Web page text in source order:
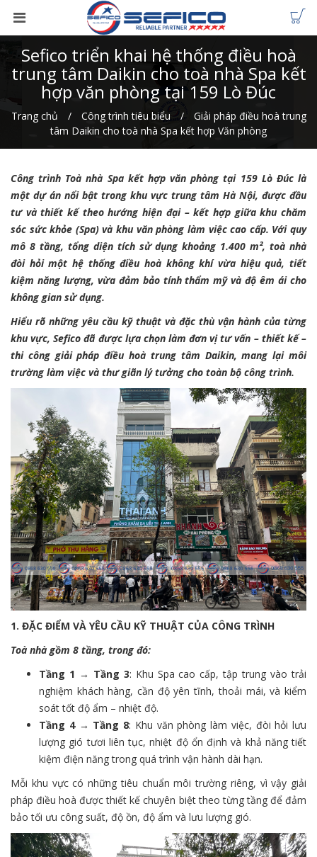
Sefico triển khai hệ thống điều hoà
trung tâm Daikin cho toà nhà Spa kết
hợp văn phòng tại 159 Lò Đúc
Trang chủ Công trình tiêu biểu
Giải pháp điều hoà trung
tâm Daikin cho toà nhà Spa kết hợp Văn phòng
Công trình Toà nhà Spa kết hợp văn phòng tại 159 Lò Đúc là
một dự án nổi bật trong khu vực trung tâm Hà Nội, được đầu
tư và thiết kế theo hướng hiện đại – kết hợp giữa khu chăm
sóc sức khỏe (Spa) và khu văn phòng làm việc cao cấp. Với quy
mô 8 tầng, tổng diện tích sử dụng khoảng 1.400 m², toà nhà
đòi hỏi một hệ thống điều hoà không khí vừa hiệu quả, tiết
kiệm năng lượng, vừa đảm bảo tính thẩm mỹ và độ êm ái cho
không gian sử dụng.
Hiểu rõ những yêu cầu kỹ thuật và đặc thù vận hành của từng
khu vực, Sefico đã được lựa chọn làm đơn vị tư vấn – thiết kế –
thi công giải pháp điều hoà trung tâm Daikin, mang lại môi
trường làm việc và thư giãn lý tưởng cho toàn bộ công trình.
1. ĐẶC ĐIỂM VÀ YÊU CẦU KỸ THUẬT CỦA CÔNG TRÌNH
Toà nhà gồm 8 tầng, trong đó:
Tầng 1 → Tầng 3: Khu Spa cao cấp, tập trung vào trải
nghiệm khách hàng, cần độ yên tĩnh, thoải mái, và kiểm
soát tốt độ ẩm – nhiệt độ.
Tầng 4 → Tầng 8: Khu văn phòng làm việc, đòi hỏi lưu
lượng gió tươi liên tục, nhiệt độ ổn định và khả năng tiết
kiệm điện năng trong quá trình vận hành dài hạn.
Mỗi khu vực có những tiêu chuẩn môi trường riêng, vì vậy giải
pháp điều hoà được thiết kế chuyên biệt theo từng tầng để đảm
bảo tối ưu công suất, độ ồn, độ ẩm và lưu lượng gió.